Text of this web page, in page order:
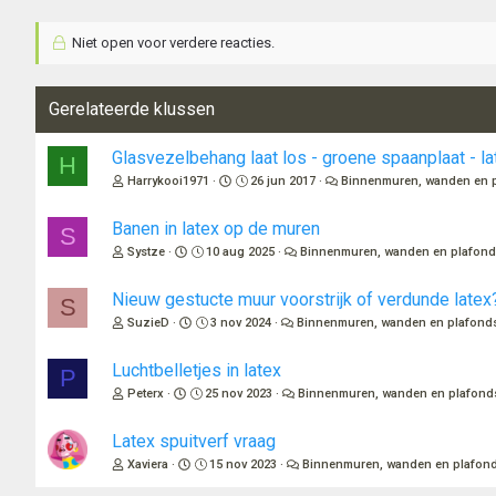
Niet open voor verdere reacties.
Gerelateerde klussen
H Glasvezelbehang laat los - groene spaanplaat -
Harrykooi1971 26 jun 2017 Binnenmuren, wanden en
S Banen in latex op de muren
Systze 10 aug 2025 Binnenmuren, wanden en
S Nieuw gestucte muur voorstrijk of verdunde
SuzieD 3 nov 2024 Binnenmuren, wanden en
P Luchtbelletjes in latex
Peterx 25 nov 2023 Binnenmuren, wanden en
Latex spuitverf vraag
Xaviera 15 nov 2023 Binnenmuren, wanden en